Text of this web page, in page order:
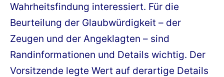
Wahrheitsfindung interessiert. Für die
Beurteilung der Glaubwürdigkeit – der
Zeugen und der Angeklagten – sind
Randinformationen und Details wichtig. Der
Vorsitzende legte Wert auf derartige Details